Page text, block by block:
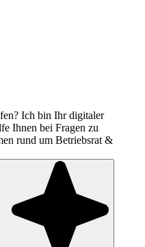
Ich bin Ihr digitaler
Ihnen bei Fragen zu
rund um Betriebsrat &